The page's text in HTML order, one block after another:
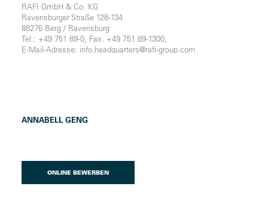
RAFI GmbH & Co. KG
Ravensburger Straße 128-134
88276 Berg / Ravensburg
Tel.: +49 751 89-0, Fax. +49 751 89-1300,
E-Mail-Adresse: info.headquarters@rafi-group.com
ANNABELL GENG
ONLINE BEWERBEN